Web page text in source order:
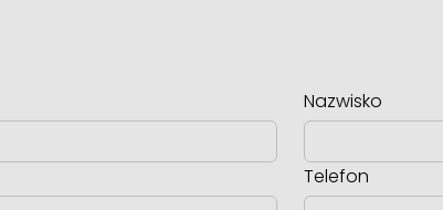
Nazwisko
Telefon